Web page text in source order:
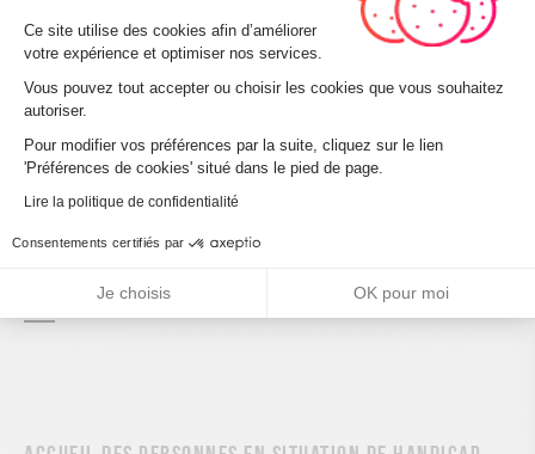
Activités
Pêche
Plan d’eau ou rivière non réciprocitaire
Équipements
Plateforme de Gestion du
Ce site utilise des cookies afin d’améliorer
votre expérience et optimiser nos services.
Vous pouvez tout accepter ou choisir les cookies que vous souhaitez
autoriser.
Pour modifier vos préférences par la suite, cliquez sur le lien
'Préférences de cookies' situé dans le pied de page.
Lire la politique de confidentialité
Consentements certifiés par
Je choisis OK pour moi